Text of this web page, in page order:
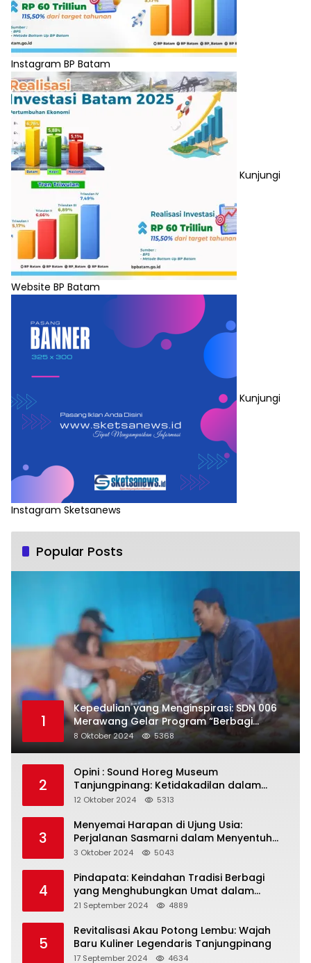
Instagram BP Batam
Kunjungi
Website BP Batam
Kunjungi
Instagram Sketsanews
Popular Posts
1
Kepedulian yang Menginspirasi: SDN 006
Merawang Gelar Program “Berbagi
Segenggam Beras”
8 Oktober 2024 5368
2
Opini : Sound Horeg Museum
Tanjungpinang: Ketidakadilan dalam
Representasi
12 Oktober 2024 5313
3
Menyemai Harapan di Ujung Usia:
Perjalanan Sasmarni dalam Menyentuh
Hati dan Jiwa
3 Oktober 2024 5043
4
Pindapata: Keindahan Tradisi Berbagi
yang Menghubungkan Umat dalam
Spiritualitas dan Kebersamaan dalam
21 September 2024 4889
5
Revitalisasi Akau Potong Lembu: Wajah
Baru Kuliner Legendaris Tanjungpinang
17 September 2024 4634